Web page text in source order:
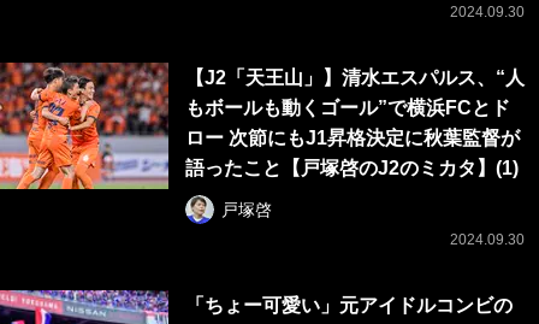
2024.09.30
【J2「天王山」】清水エスパルス、“人
もボールも動くゴール”で横浜FCとド
ロー 次節にもJ1昇格決定に秋葉監督が
語ったこと【戸塚啓のJ2のミカタ】(1)
戸塚啓
2024.09.30
「ちょー可愛い」元アイドルコンビの